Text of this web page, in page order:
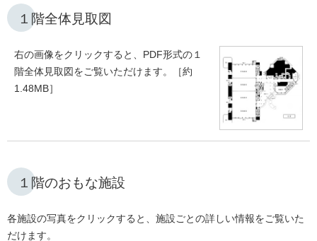
１階全体見取図
右の画像をクリックすると、PDF形式の１
階全体見取図をご覧いただけます。［約
1.48MB］
１階のおもな施設
各施設の写真をクリックすると、施設ごとの詳しい情報をご覧いた
だけます。